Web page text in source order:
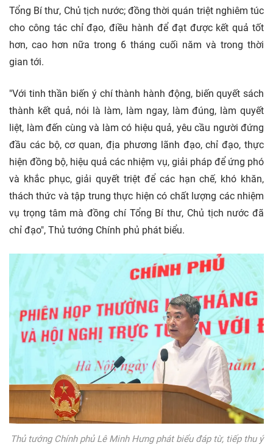
Tổng Bí thư, Chủ tịch nước; đồng thời quán triệt nghiêm túc
cho công tác chỉ đạo, điều hành để đạt được kết quả tốt
hơn, cao hơn nữa trong 6 tháng cuối năm và trong thời
gian tới.
"Với tinh thần biến ý chí thành hành động, biến quyết sách
thành kết quả, nói là làm, làm ngay, làm đúng, làm quyết
liệt, làm đến cùng và làm có hiệu quả, yêu cầu người đứng
đầu các bộ, cơ quan, địa phương lãnh đạo, chỉ đạo, thực
hiện đồng bộ, hiệu quả các nhiệm vụ, giải pháp để ứng phó
và khắc phục, giải quyết triệt để các hạn chế, khó khăn,
thách thức và tập trung thực hiện có chất lượng các nhiệm
vụ trọng tâm mà đồng chí Tổng Bí thư, Chủ tịch nước đã
chỉ đạo", Thủ tướng Chính phủ phát biểu.
Thủ tướng Chính phủ Lê Minh Hưng phát biểu đáp từ, tiếp thu ý